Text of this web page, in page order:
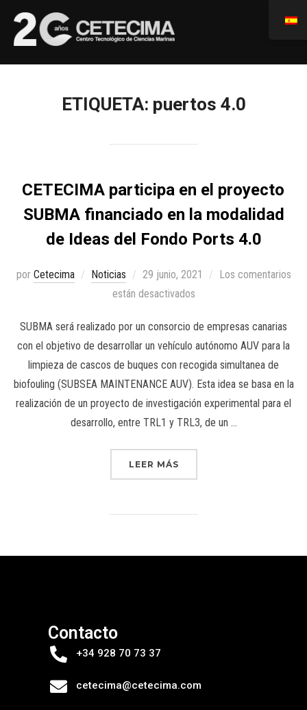
ETIQUETA: puertos 4.0
CETECIMA participa en el proyecto
SUBMA financiado en la modalidad
de Ideas del Fondo Ports 4.0
por Cetecima Noticias 29 junio, 2021
Los comentarios
están desactivados
SUBMA será realizado por un consorcio de empresas canarias
con el objetivo de desarrollar un vehículo autónomo AUV para la
limpieza de cascos de buques con recogida simultanea de
biofouling (SUBSEA MAINTENANCE AUV). Esta idea se basa en la
realización de un proyecto de investigación experimental para el
desarrollo, entre TRL1 y TRL3, de un …
LEER MÁS
Contacto
+34 928 70 73 37
cetecima@cetecima.com